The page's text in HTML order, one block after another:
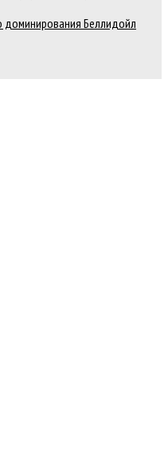
доминирования Беллидойл